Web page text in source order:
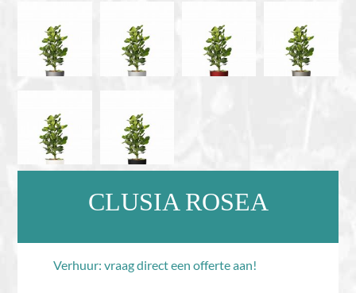
CLUSIA ROSEA
Verhuur: vraag direct een offerte aan!